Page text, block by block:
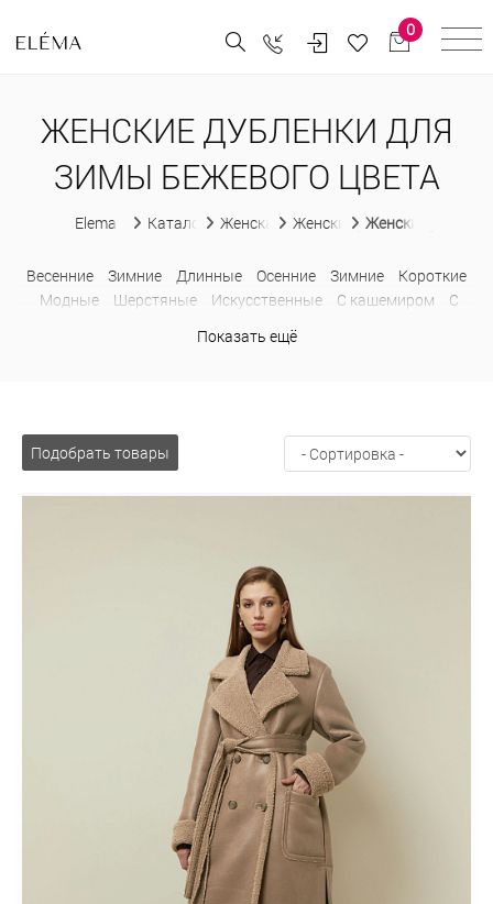
0
ЖЕНСКИЕ ДУБЛЕНКИ ДЛЯ
ЗИМЫ БЕЖЕВОГО ЦВЕТА
Elema Каталог Женская одеждаЖенские дубленки
Женские
Весенние Зимние Длинные Осенние Зимние
Короткие
Модные
Шерстяные Искусственные С кашемиром
С
Без меха
Больших размеров
Показать ещё
Подобрать товары